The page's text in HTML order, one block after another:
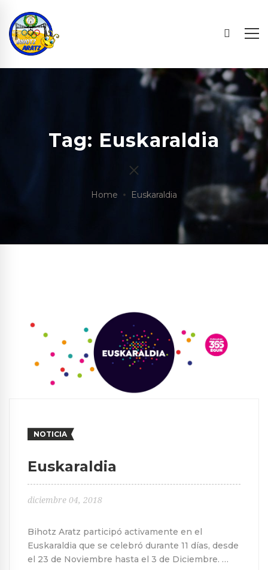
Tag: Euskaraldia
Home Euskaraldia
NOTICIA
Euskaraldia
diciembre 04, 2018
Bihotz Aratz participó activamente en el
Euskaraldia que se celebró durante 11 días, desde
el 23 de Noviembre hasta el 3 de Diciembre. …